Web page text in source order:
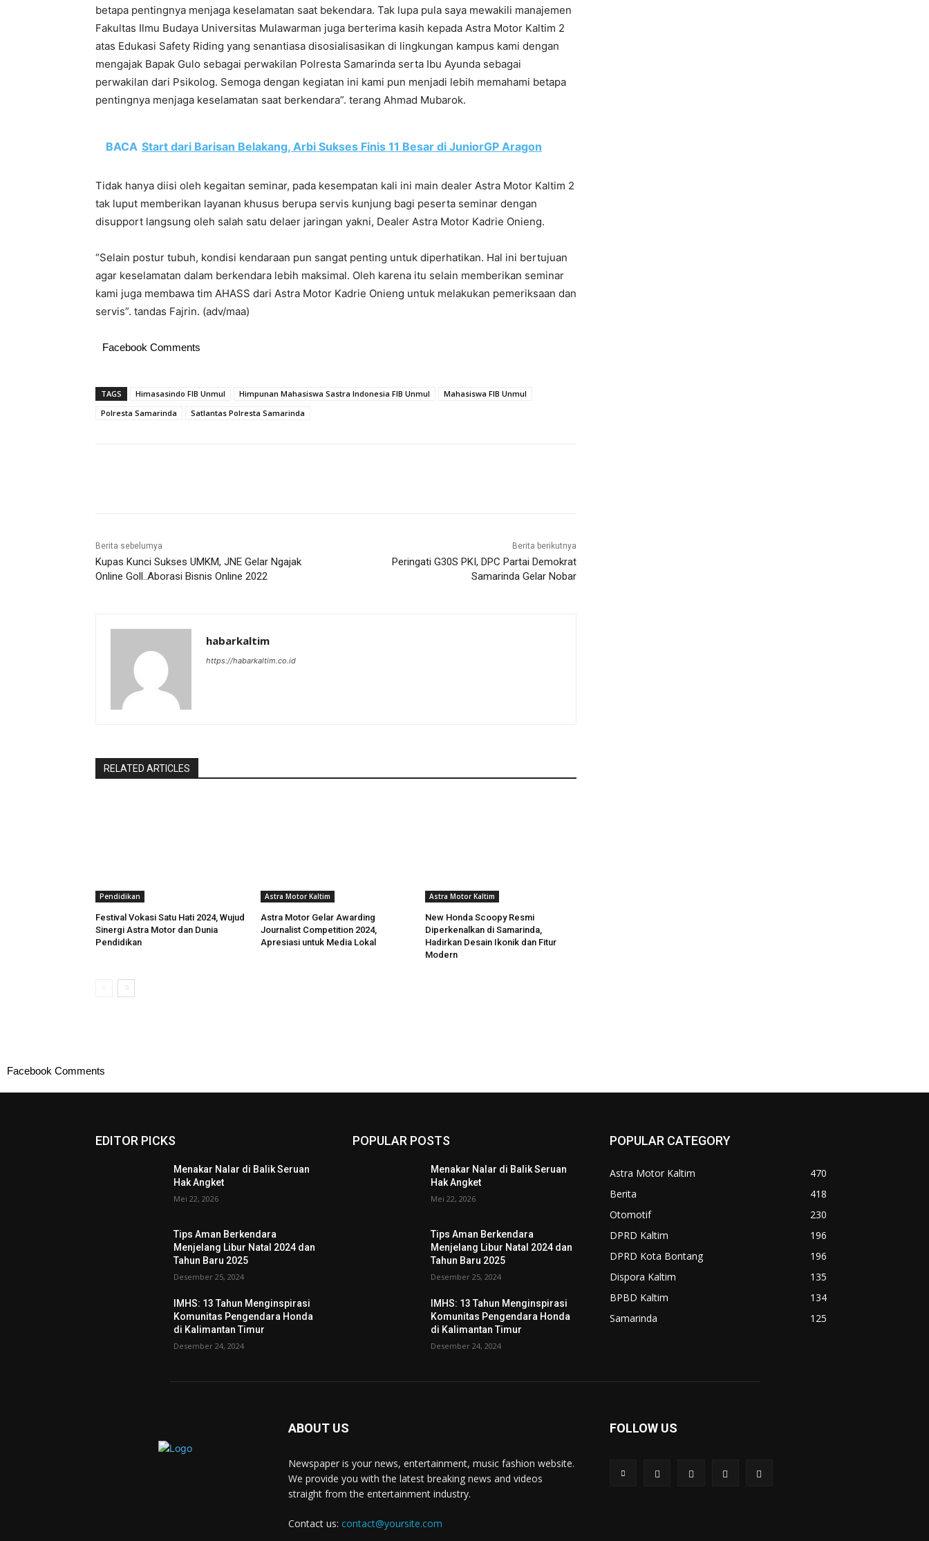
betapa pentingnya menjaga keselamatan saat bekendara. Tak lupa pula saya mewakili manajemen
Fakultas Ilmu Budaya Universitas Mulawarman juga berterima kasih kepada Astra Motor Kaltim 2
atas Edukasi Safety Riding yang senantiasa disosialisasikan di lingkungan kampus kami dengan
mengajak Bapak Gulo sebagai perwakilan Polresta Samarinda serta Ibu Ayunda sebagai
perwakilan dari Psikolog. Semoga dengan kegiatan ini kami pun menjadi lebih memahami betapa
pentingnya menjaga keselamatan saat berkendara”. terang Ahmad Mubarok.
BACA Start dari Barisan Belakang, Arbi Sukses Finis 11 Besar di JuniorGP Aragon
Tidak hanya diisi oleh kegaitan seminar, pada kesempatan kali ini main dealer Astra Motor Kaltim 2
tak luput memberikan layanan khusus berupa servis kunjung bagi peserta seminar dengan
disupport langsung oleh salah satu delaer jaringan yakni, Dealer Astra Motor Kadrie Onieng.
“Selain postur tubuh, kondisi kendaraan pun sangat penting untuk diperhatikan. Hal ini bertujuan
agar keselamatan dalam berkendara lebih maksimal. Oleh karena itu selain memberikan seminar
kami juga membawa tim AHASS dari Astra Motor Kadrie Onieng untuk melakukan pemeriksaan dan
servis”. tandas Fajrin. (adv/maa)
Facebook Comments
TAGS Himasasindo FIB Unmul Himpunan Mahasiswa Sastra Indonesia FIB Unmul
Mahasiswa FIB Unmul
Polresta Samarinda
Satlantas Polresta Samarinda
Berita sebelumya
Kupas Kunci Sukses UMKM, JNE Gelar Ngajak
Online Goll..Aborasi Bisnis Online 2022
Berita berikutnya
Peringati G30S PKI, DPC Partai Demokrat
Samarinda Gelar Nobar
habarkaltim
https://habarkaltim.co.id
RELATED ARTICLES
Pendidikan
Festival Vokasi Satu Hati 2024, Wujud
Sinergi Astra Motor dan Dunia
Pendidikan
Astra Motor Kaltim
Astra Motor Gelar Awarding
Journalist Competition 2024,
Apresiasi untuk Media Lokal
Astra Motor Kaltim
New Honda Scoopy Resmi
Diperkenalkan di Samarinda,
Hadirkan Desain Ikonik dan Fitur
Modern
Facebook Comments
EDITOR PICKS
Menakar Nalar di Balik Seruan
Hak Angket
Mei 22, 2026
Tips Aman Berkendara
Menjelang Libur Natal 2024 dan
Tahun Baru 2025
Desember 25, 2024
IMHS: 13 Tahun Menginspirasi
Komunitas Pengendara Honda
di Kalimantan Timur
Desember 24, 2024
POPULAR POSTS
Menakar Nalar di Balik Seruan
Hak Angket
Mei 22, 2026
Tips Aman Berkendara
Menjelang Libur Natal 2024 dan
Tahun Baru 2025
Desember 25, 2024
IMHS: 13 Tahun Menginspirasi
Komunitas Pengendara Honda
di Kalimantan Timur
Desember 24, 2024
POPULAR CATEGORY
Astra Motor Kaltim
470
Berita
418
Otomotif
230
DPRD Kaltim
196
DPRD Kota Bontang
196
Dispora Kaltim
135
BPBD Kaltim
134
Samarinda
125
ABOUT US
Newspaper is your news, entertainment, music fashion website.
We provide you with the latest breaking news and videos
straight from the entertainment industry.
Contact us: contact@yoursite.com
FOLLOW US